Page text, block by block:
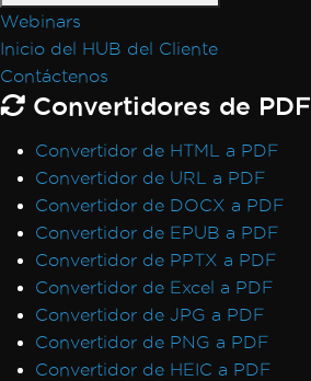
Webinars
Inicio del HUB del Cliente
Contáctenos
Convertidores de PDF
Convertidor de HTML a PDF
Convertidor de URL a PDF
Convertidor de DOCX a PDF
Convertidor de EPUB a PDF
Convertidor de PPTX a PDF
Convertidor de Excel a PDF
Convertidor de JPG a PDF
Convertidor de PNG a PDF
Convertidor de HEIC a PDF